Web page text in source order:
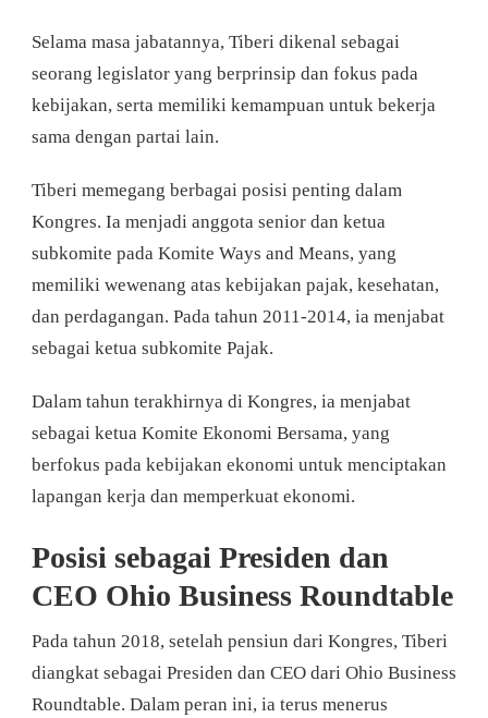
Selama masa jabatannya, Tiberi dikenal sebagai
seorang legislator yang berprinsip dan fokus pada
kebijakan, serta memiliki kemampuan untuk bekerja
sama dengan partai lain.
Tiberi memegang berbagai posisi penting dalam
Kongres. Ia menjadi anggota senior dan ketua
subkomite pada Komite Ways and Means, yang
memiliki wewenang atas kebijakan pajak, kesehatan,
dan perdagangan. Pada tahun 2011-2014, ia menjabat
sebagai ketua subkomite Pajak.
Dalam tahun terakhirnya di Kongres, ia menjabat
sebagai ketua Komite Ekonomi Bersama, yang
berfokus pada kebijakan ekonomi untuk menciptakan
lapangan kerja dan memperkuat ekonomi.
Posisi sebagai Presiden dan
CEO Ohio Business Roundtable
Pada tahun 2018, setelah pensiun dari Kongres, Tiberi
diangkat sebagai Presiden dan CEO dari Ohio Business
Roundtable. Dalam peran ini, ia terus menerus